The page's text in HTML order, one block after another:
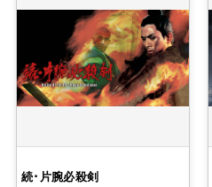
続･片腕必殺剣